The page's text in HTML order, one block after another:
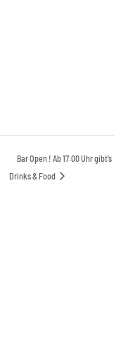
Bar Open ! Ab 17:00 Uhr gibt’s
Drinks & Food